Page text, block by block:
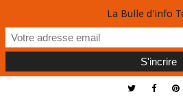
La Bulle d'info